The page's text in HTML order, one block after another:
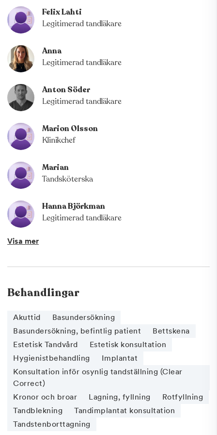
Välj SDM Dental Stockholm när du söker professionell
Felix Lahti
Legitimerad tandläkare
Anna
Legitimerad tandläkare
Anton Söder
Legitimerad tandläkare
Marion Olsson
Klinikchef
Marian
Tandsköterska
Hanna Björkman
Legitimerad tandläkare
Visa mer
Behandlingar
Akuttid
Basundersökning
Basundersökning, befintlig patient
Bettskena
Estetisk Tandvård
Estetisk konsultation
Hygienistbehandling
Implantat
Konsultation inför osynlig tandställning (Clear
Correct)
Kronor och broar
Lagning, fyllning
Rotfyllning
Tandblekning
Tandimplantat konsultation
Tandstenborttagning